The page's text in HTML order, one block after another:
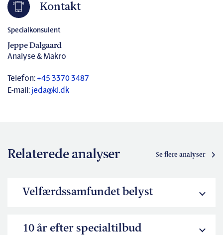
Kontakt
Specialkonsulent
Jeppe Dalgaard
Analyse & Makro
Telefon: +45 3370 3487
E-mail: jeda@kl.dk
Relaterede analyser Se flere analyser
Velfærdssamfundet belyst
10 år efter specialtilbud